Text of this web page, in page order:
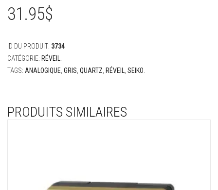
31.95$
ID DU PRODUIT: 3734
CATÉGORIE: RÉVEIL
TAGS: ANALOGIQUE GRIS QUARTZ RÉVEIL SEIKO
PRODUITS SIMILAIRES